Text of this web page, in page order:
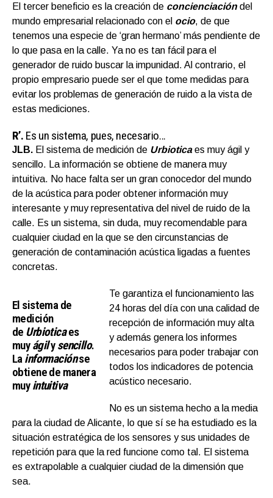
El tercer beneficio es la creación de concienciacióndel
mundo empresarial relacionado con el ocio, de que
tenemos una especie de ‘gran hermano’ más pendiente de
lo que pasa en la calle. Ya no es tan fácil para el
generador de ruido buscar la impunidad. Al contrario, el
propio empresario puede ser el que tome medidas para
evitar los problemas de generación de ruido a la vista de
estas mediciones.
R’. Es un sistema, pues, necesario…
JLB. El sistema de medición de Urbioticaes muy ágil y
sencillo. La información se obtiene de manera muy
intuitiva. No hace falta ser un gran conocedor del mundo
de la acústica para poder obtener información muy
interesante y muy representativa del nivel de ruido de la
calle. Es un sistema, sin duda, muy recomendable para
cualquier ciudad en la que se den circunstancias de
generación de contaminación acústica ligadas a fuentes
concretas.
El sistema de
medición
de Urbioticaes
muyágilysencillo.
Lainformaciónse
obtiene de manera
muyintuitiva
Te garantiza el funcionamiento las
24 horas del día con una calidad de
recepción de información muy alta
y además genera los informes
necesarios para poder trabajar con
todos los indicadores de potencia
acústico necesario.
No es un sistema hecho a la media
para la ciudad de Alicante, lo que sí se ha estudiado es la
situación estratégica de los sensores y sus unidades de
repetición para que la red funcione como tal. El sistema
es extrapolable a cualquier ciudad de la dimensión que
sea.